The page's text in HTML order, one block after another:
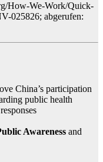
How-We-Work/Quick-
025826; abgerufen:
China’s participation
public health
Awareness and